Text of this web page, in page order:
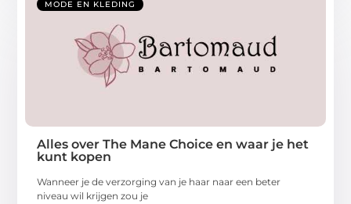
MODE EN KLEDING
Alles over The Mane Choice en waar je het
kunt kopen
Wanneer je de verzorging van je haar naar een beter
niveau wil krijgen zou je